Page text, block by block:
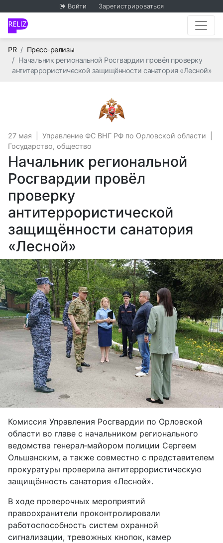
Войти Зарегистрироваться
PRГлавная
Пресс-релизы
Начальник региональной Росгвардии провёл проверку
антитеррористической защищённости санатория «Лесной»
27 мая Управление ФС ВНГ РФ по Орловской области
Государство, общество
Начальник региональной
Росгвардии провёл
проверку
антитеррористической
защищённости санатория
«Лесной»
Комиссия Управления Росгвардии по Орловской
области во главе с начальником регионального
ведомства генерал‑майором полиции Сергеем
Ольшанским, а также совместно с представителем
прокуратуры проверила антитеррористическую
защищённость санатория «Лесной».
В ходе проверочных мероприятий
правоохранители проконтролировали
работоспособность систем охранной
сигнализации, тревожных кнопок, камер